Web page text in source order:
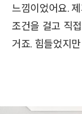
느낌이었어요.
조건을 걸고 직
거죠. 힘들었지